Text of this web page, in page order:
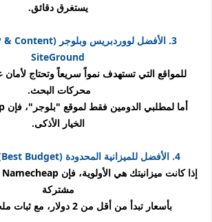
يستغرق دقائق.
SiteGround
للمواقع التي تستهدف نمواً سريعاً وتحتاج
محركات البحث.
الخيار الأذكى.
4. الأفضل للميزانية المحدودة (Best Budget): Namecheap
مشتركة
بأسعار تبدأ من أقل من 2 دولار، مع ثبات ملحوظ في الأداء.